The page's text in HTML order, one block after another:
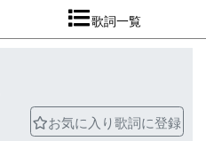
歌詞一覧
お気に入り歌詞に登録